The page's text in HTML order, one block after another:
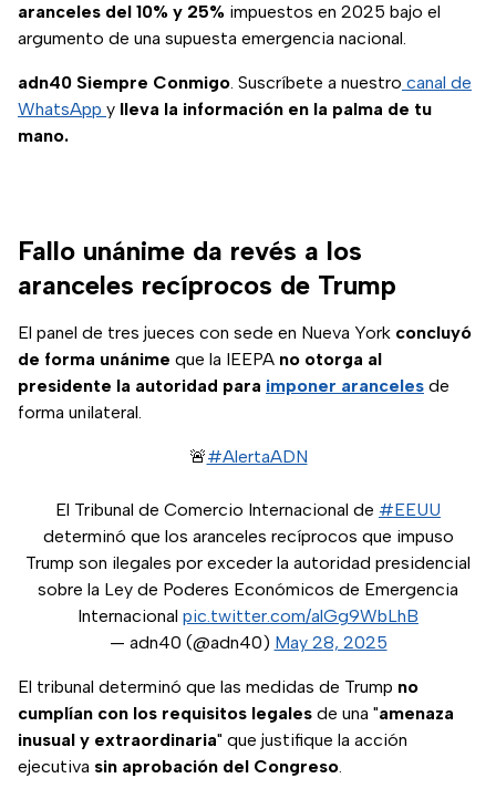
aranceles del 10% y 25% impuestos en 2025 bajo el
argumento de una supuesta emergencia nacional.
adn40 Siempre Conmigo. Suscríbete a nuestro canal de
WhatsApp y lleva la información en la palma de tu
mano.
Fallo unánime da revés a los
aranceles recíprocos de Trump
El panel de tres jueces con sede en Nueva York concluyó
de forma unánime que la IEEPA no otorga al
presidente la autoridad para imponer aranceles de
forma unilateral.
🚨#AlertaADN
El Tribunal de Comercio Internacional de #EEUU
determinó que los aranceles recíprocos que impuso
Trump son ilegales por exceder la autoridad presidencial
sobre la Ley de Poderes Económicos de Emergencia
Internacional pic.twitter.com/alGg9WbLhB
— adn40 (@adn40) May 28, 2025
El tribunal determinó que las medidas de Trump no
cumplían con los requisitos legales de una "amenaza
inusual y extraordinaria" que justifique la acción
ejecutiva sin aprobación del Congreso.